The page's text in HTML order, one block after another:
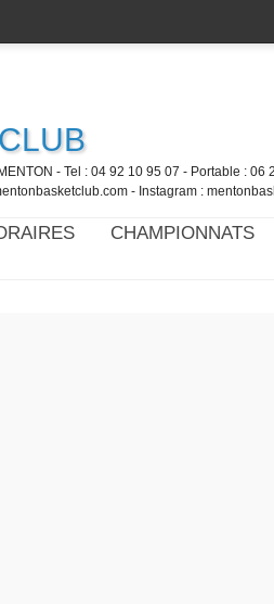
- Tel : 04 92 10 95 07 - Portable :
- Instagram :
CHAMPIONNATS